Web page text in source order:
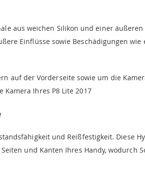
aus weichen Silikon und einer
Einflüsse sowie Beschädigungen wie
auf der Vorderseite sowie um die
Ihres P8 Lite 2017
und Reißfestigkeit. Diese
und Kanten Ihres Handy, wodurch